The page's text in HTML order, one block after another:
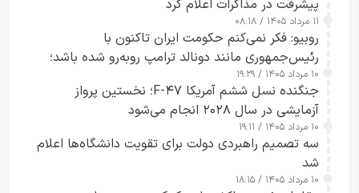
پیشرفت در مذاکرات اعلام کرد
۱۱ مرداد ۱۴۰۵ / ۰۸:۱۸
روبیو: فکر نمی‌کنم حکومت ایران تاکنون با
رئیس‌جمهوری مانند دونالد ترامپ روبه‌رو شده باشد؛
کسی که واقعاً دست به اقدام می‌زند
۱۰ مرداد ۱۴۰۵ / ۱۹:۲۹
جنگنده نسل ششم آمریکا F-۴۷؛ نخستین پرواز
آزمایشی در سال ۲۰۲۸ انجام می‌شود
۱۰ مرداد ۱۴۰۵ / ۱۹:۱۱
سه تصمیم راهبردی دولت برای تقویت دانشگاه‌ها اعلام
شد
۱۰ مرداد ۱۴۰۵ / ۱۸:۱۵